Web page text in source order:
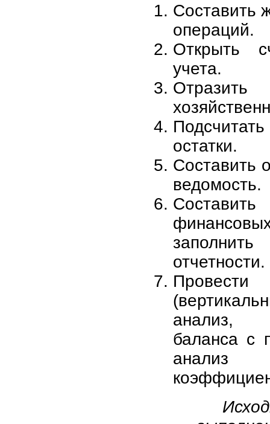
Составить
операций.
Открыть
учета.
остатки.
Составить
ведомость.
отчетности.
анализ,
баланса с